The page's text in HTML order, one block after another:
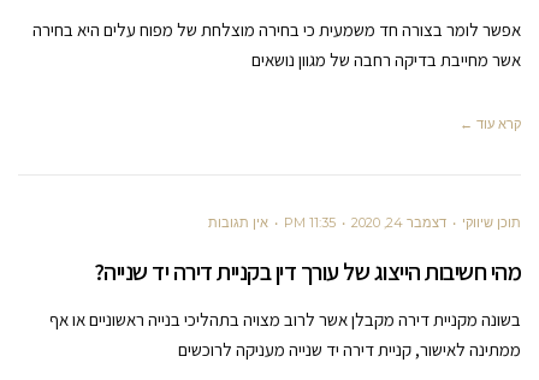
אפשר לומר בצורה חד משמעית כי בחירה מוצלחת של מפוח עלים היא בחירה
אשר מחייבת בדיקה רחבה של מגוון נושאים
קרא עוד ←
תוכן שיווקי דצמבר 24, 2020 11:35 PM אין תגובות
מהי חשיבות הייצוג של עורך דין בקניית דירה יד שנייה?
בשונה מקניית דירה מקבלן אשר לרוב מצויה בתהליכי בנייה ראשוניים או אף
ממתינה לאישור, קניית דירה יד שנייה מעניקה לרוכשים